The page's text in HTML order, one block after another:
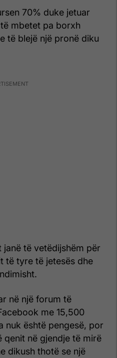
70% duke jetuar
mbetet pa borxh
të blejë një pronë diku
të vetëdijshëm për
të tyre të jetesës dhe
në një forum të
me 15,500
nuk është pengesë, por
qenit në gjendje të mirë
dikush thotë se një